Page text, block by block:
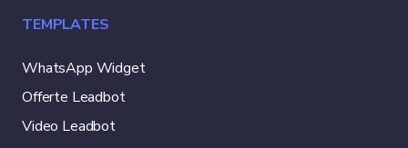
TEMPLATES
WhatsApp Widget
Offerte Leadbot
Video Leadbot